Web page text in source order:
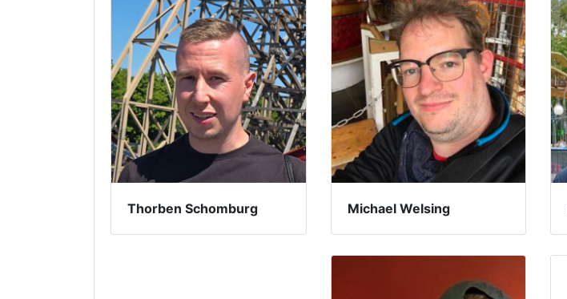
Thorben Schomburg Michael Welsing